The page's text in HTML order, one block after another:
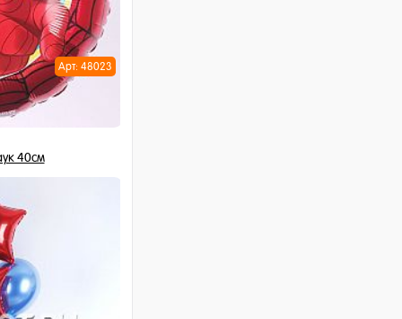
Арт: 48023
40см